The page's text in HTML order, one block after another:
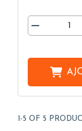
1-5 OF 5